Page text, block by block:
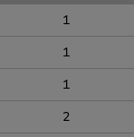
1
1
1
2